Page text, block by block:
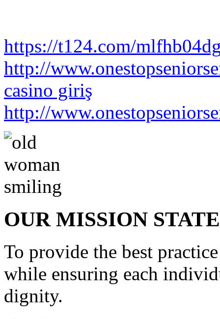
https://t124.com/
http://
casino giriş
http://
OUR MISSION
To provide the best
while ensuring each
dignity.